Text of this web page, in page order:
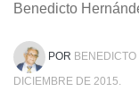
Benedicto
POR
DICIEMBRE DE 2015.